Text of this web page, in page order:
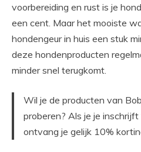
voorbereiding en rust is je
een cent. Maar het mooiste
hondengeur in huis een stuk
deze hondenproducten
minder snel terugkomt.
Wil je de producten van
proberen? Als je je
ontvang je gelijk 10%